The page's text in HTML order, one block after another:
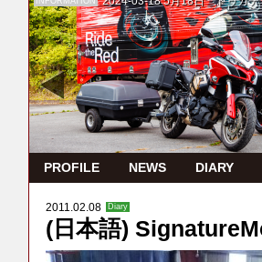
PROFILE NEWS DIARY
2011.02.08 Diary
(日本語)